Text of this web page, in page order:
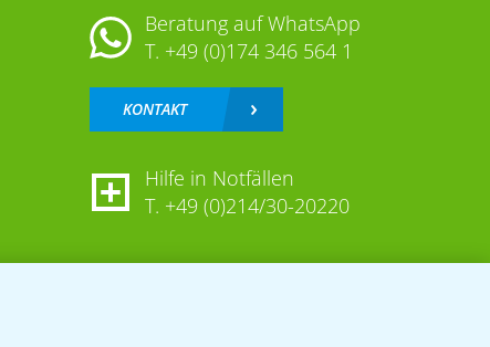
Beratung auf WhatsApp
T. +49 (0)174 346 564 1
KONTAKT
Hilfe in Notfällen
T. +49 (0)214/30-20220